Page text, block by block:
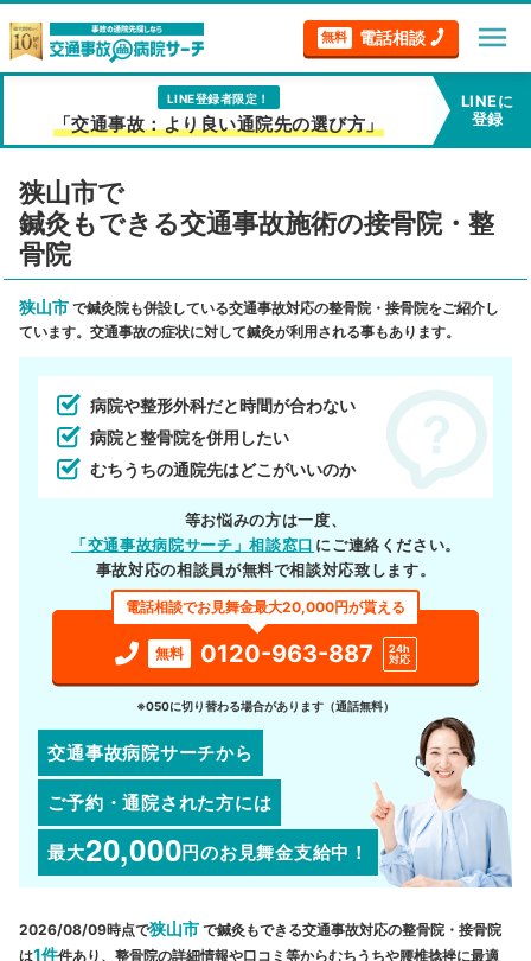
無料 電話相談 menu
LINE登録者限定！
「交通事故：より良い通院先の選び方」
LINEに
登録
狭山市で
鍼灸もできる交通事故施術の接骨院・整
骨院
狭山市 で鍼灸院も併設している交通事故対応の整骨院・接骨院をご紹介し
ています。交通事故の症状に対して鍼灸が利用される事もあります。
病院や整形外科だと時間が合わない
病院と整骨院を併用したい
むちうちの通院先はどこがいいのか
等お悩みの方は一度、
「交通事故病院サーチ」相談窓口 にご連絡ください。
事故対応の相談員が無料で相談対応致します。
電話相談でお見舞金最大20,000円が貰える
無料 0120-963-887
24h
対応
※050に切り替わる場合があります（通話無料）
交通事故病院サーチから
ご予約・通院された方には
最大20,000円のお見舞金支給中！
2026/08/09時点で狭山市 で鍼灸もできる交通事故対応の整骨院・接骨院
は1件件あり、整骨院の詳細情報や口コミ等からむちうちや腰椎捻挫に最適